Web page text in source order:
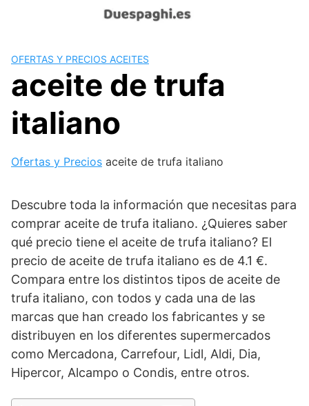
OFERTAS Y PRECIOS ACEITES
aceite de trufa
italiano
Ofertas y Precios aceite de trufa italiano
Descubre toda la información que necesitas para
comprar aceite de trufa italiano. ¿Quieres saber
qué precio tiene el aceite de trufa italiano? El
precio de aceite de trufa italiano es de 4.1 €.
Compara entre los distintos tipos de aceite de
trufa italiano, con todos y cada una de las
marcas que han creado los fabricantes y se
distribuyen en los diferentes supermercados
como Mercadona, Carrefour, Lidl, Aldi, Dia,
Hipercor, Alcampo o Condis, entre otros.